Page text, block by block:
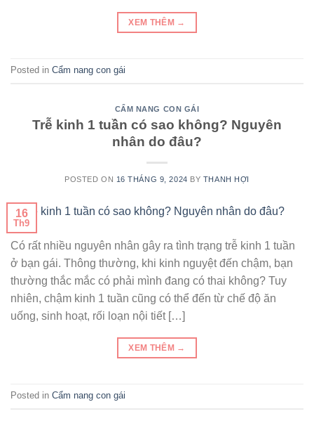
XEM THÊM →
Posted in Cẩm nang con gái
CẨM NANG CON GÁI
Trễ kinh 1 tuần có sao không? Nguyên
nhân do đâu?
POSTED ON 16 THÁNG 9, 2024 BY THANH HỢI
16
Th9
Có rất nhiều nguyên nhân gây ra tình trạng trễ kinh 1 tuần
ở bạn gái. Thông thường, khi kinh nguyệt đến chậm, bạn
thường thắc mắc có phải mình đang có thai không? Tuy
nhiên, chậm kinh 1 tuần cũng có thể đến từ chế độ ăn
uống, sinh hoạt, rối loạn nội tiết […]
XEM THÊM →
Posted in Cẩm nang con gái